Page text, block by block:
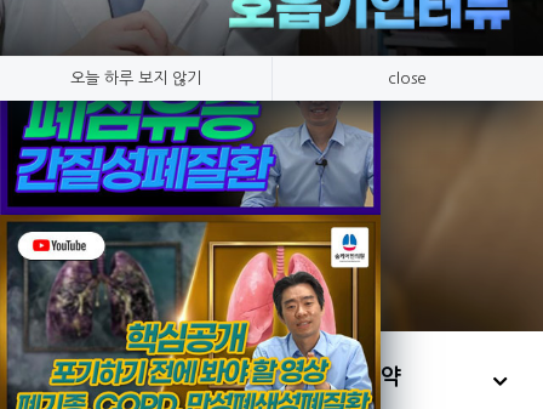
오늘 하루 보지 않기 close
프리미엄 한약
호흡기 질환만 연구, 숨케어한의원
한의원소개 프리미엄 한약